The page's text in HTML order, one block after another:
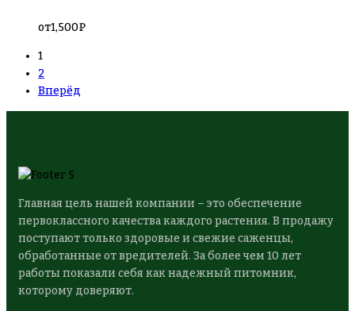
от1,500₽
1
2
Вперёд
Главная цель нашей компании – это обеспечение
первоклассного качества каждого растения. В продажу
поступают только здоровые и свежие саженцы,
обработанные от вредителей. За более чем 10 лет
работы показали себя как надежный питомник,
которому доверяют.